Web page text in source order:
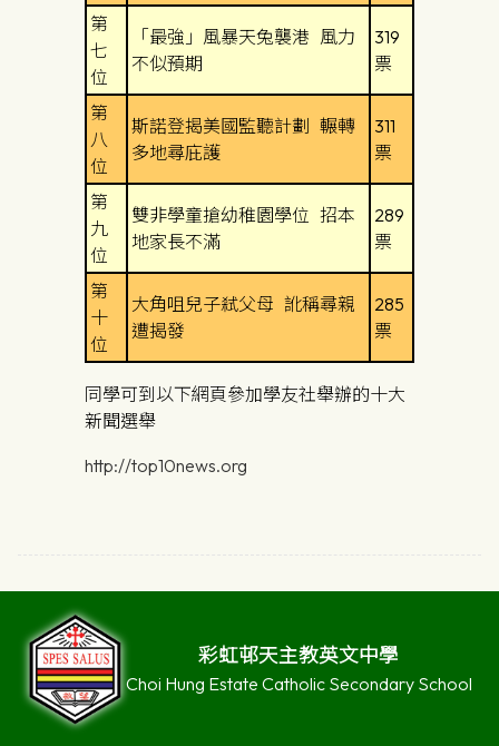
第
七
位
「最強」風暴天兔襲港 風力
不似預期
319
票
第
八
位
斯諾登揭美國監聽計劃 輾轉
多地尋庇護
311
票
第
九
位
雙非學童搶幼稚園學位 招本
地家長不滿
289
票
第
十
位
大角咀兒子弒父母 訛稱尋親
遭揭發
285
票
同學可到以下網頁參加學友社舉辦的十大
新聞選舉
http://top10news.org
彩虹邨天主教英文中學
Choi Hung Estate Catholic Secondary School